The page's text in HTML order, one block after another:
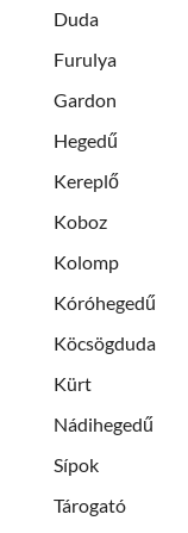
Duda
Furulya
Gardon
Hegedű
Kereplő
Koboz
Kolomp
Kóróhegedű
Köcsögduda
Kürt
Nádihegedű
Sípok
Tárogató